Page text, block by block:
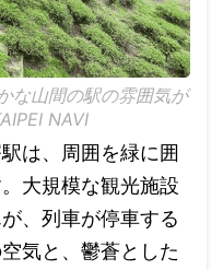
な山間の駅の雰囲気が
NAVI
は、周囲を緑に囲
大規模な観光施設
、列車が停車する
気と、鬱蒼とした